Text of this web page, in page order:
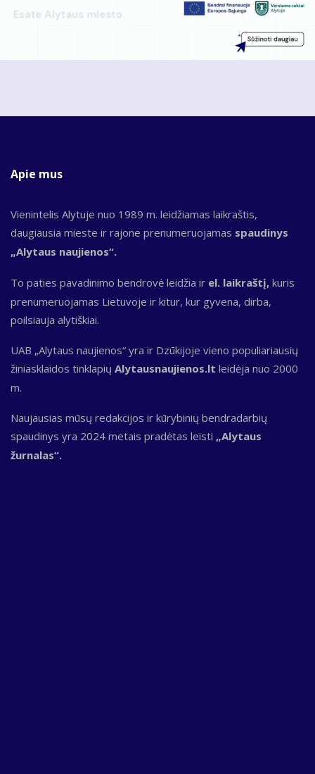
Apie mus
Vienintelis Alytuje nuo 1989 m. leidžiamas laikraštis,
daugiausia mieste ir rajone prenumeruojamas spaudinys
„Alytaus naujienos“.
To paties pavadinimo bendrovė leidžia ir el. laikraštį, kuris
prenumeruojamas Lietuvoje ir kitur, kur gyvena, dirba,
poilsiauja alytiškiai.
UAB „Alytaus naujienos“ yra ir Dzūkijoje vieno populiariausių
žiniasklaidos tinklapių Alytausnaujienos.lt leidėja nuo 2000
m.
Naujausias mūsų redakcijos ir kūrybinių bendradarbių
spaudinys yra 2024 metais pradėtas leisti „Alytaus
žurnalas“.